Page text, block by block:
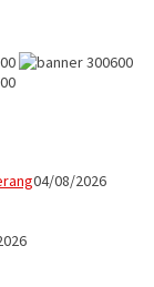
04/08/2026